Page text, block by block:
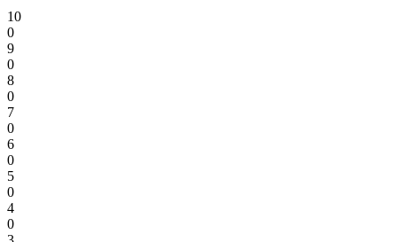
10
0
9
0
8
0
7
0
6
0
5
0
4
0